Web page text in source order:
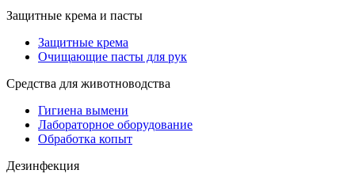
Защитные крема и пасты
Защитные крема
Очищающие пасты для рук
Средства для животноводства
Гигиена вымени
Лабораторное оборудование
Обработка копыт
Дезинфекция